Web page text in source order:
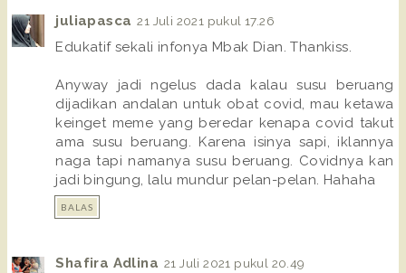
juliapasca 21 Juli 2021 pukul 17.26
Edukatif sekali infonya Mbak Dian. Thankiss.
Anyway jadi ngelus dada kalau susu beruang
dijadikan andalan untuk obat covid, mau ketawa
keinget meme yang beredar kenapa covid takut
ama susu beruang. Karena isinya sapi, iklannya
naga tapi namanya susu beruang. Covidnya kan
jadi bingung, lalu mundur pelan-pelan. Hahaha
BALAS
Shafira Adlina 21 Juli 2021 pukul 20.49